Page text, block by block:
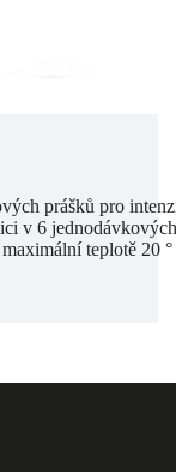
prášků pro
v 6
teplotě 20